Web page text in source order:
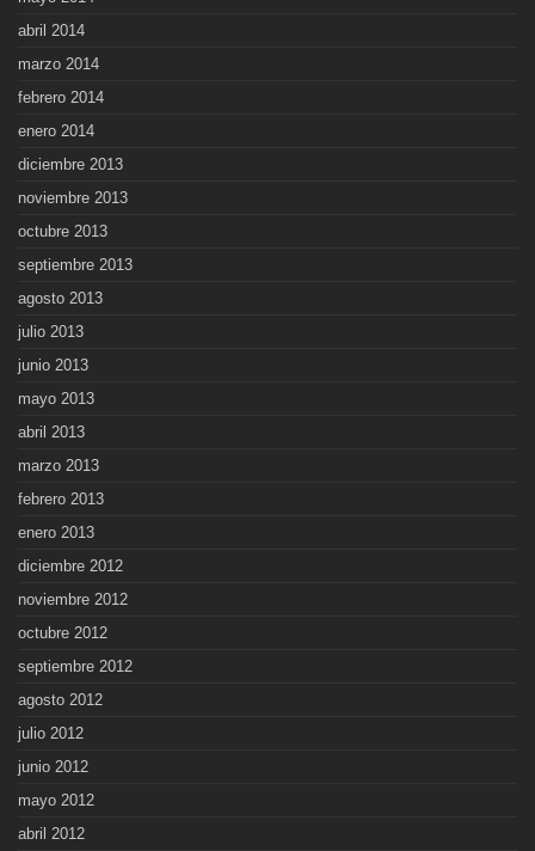
abril 2014
marzo 2014
febrero 2014
enero 2014
diciembre 2013
noviembre 2013
octubre 2013
septiembre 2013
agosto 2013
julio 2013
junio 2013
mayo 2013
abril 2013
marzo 2013
febrero 2013
enero 2013
diciembre 2012
noviembre 2012
octubre 2012
septiembre 2012
agosto 2012
julio 2012
junio 2012
mayo 2012
abril 2012